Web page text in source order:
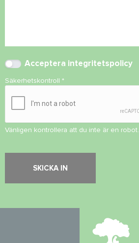
Acceptera integritetspolicy
Säkerhetskontroll *
Vänligen kontrollera att du inte är en robot.